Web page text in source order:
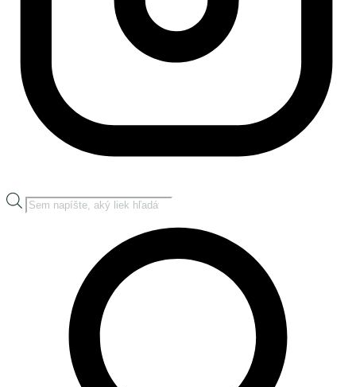
Products
search